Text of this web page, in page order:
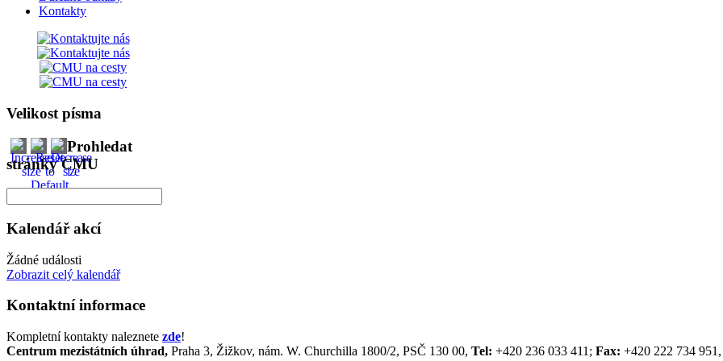
Kontakty
Velikost písma
Prohledat
stránky CMU
Kalendář akcí
Žádné události
Zobrazit celý kalendář
Kontaktní informace
Kompletní kontakty naleznete zde!
Centrum mezistátních úhrad, Praha 3, Žižkov, nám. W. Churchilla 1800/2, PSČ 130 00, Tel: +420 236 033 411; Fax: +420 222 734 951,